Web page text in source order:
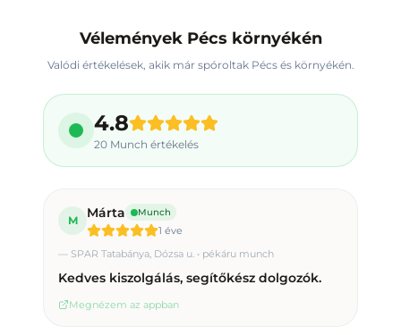
Vélemények Pécs környékén
Valódi értékelések, akik már spóroltak Pécs és környékén.
4.8
20 Munch értékelés
M Márta Munch
1 éve
— SPAR Tatabánya, Dózsa u. • pékáru munch
Kedves kiszolgálás, segítőkész dolgozók.
Megnézem az appban